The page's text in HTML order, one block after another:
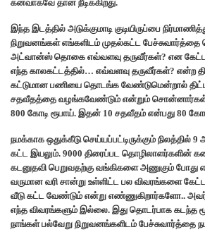
கனவாகவே தான் நீடிக்கிறது.
இந்த இடத்தில் அடுக்குமாடி குடியிருப்பை
நிறுவனங்கள் எங்களிடம் முதல்கட்ட பேச்சுவார்த்தை
அட்வான்ஸ் தொகை எவ்வளவு தருவீர்கள்? என
எந்த காலகட்டத்தில்… எவ்வளவு தருவீர்கள்? என்ற
கட்டுமான பணியை தொடங்க வேண்டுமென்றால் திட்ட
சதவீதத்தை வழங்கவேண்டும் என்றும் சொன்னார்கள்.
800 கோடி ரூபாய். இதன் 10 சதவீதம் என்பது 80
நமக்காக ஒதுக்கீடு செய்யப்பட்டிருக்கும் நிலத்தில் 9
கட்ட இயலும். 9000 திரைப்பட தொழிலாளர்களின்
கடனுதவி பெறுவதற்கு வங்கிகளை அணுகும்
வருமான வரி சான்று உள்ளிட்ட பல விவரங்களை
வீடு கட்ட வேண்டும் என்று எண்ணுகிறார்களோ..
எந்த விவரங்களும் இல்லை. இது தொடர்பாக கடந்த
நாங்கள் பல்வேறு நிறுவனங்களிடம் பேச்சுவார்த்தை